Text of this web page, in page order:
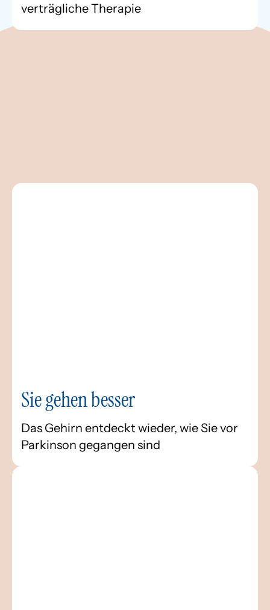
verträgliche Therapie
Sie gehen besser
Das Gehirn entdeckt wieder, wie Sie vor
Parkinson gegangen sind